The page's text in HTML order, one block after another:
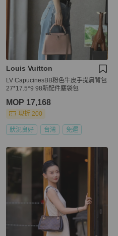
Louis Vuitton
LV CapucinesBB粉色牛皮手提肩背包
27*17.5*9 98新配件塵袋包
MOP 17,168
現折 200
狀況良好 台灣 免運